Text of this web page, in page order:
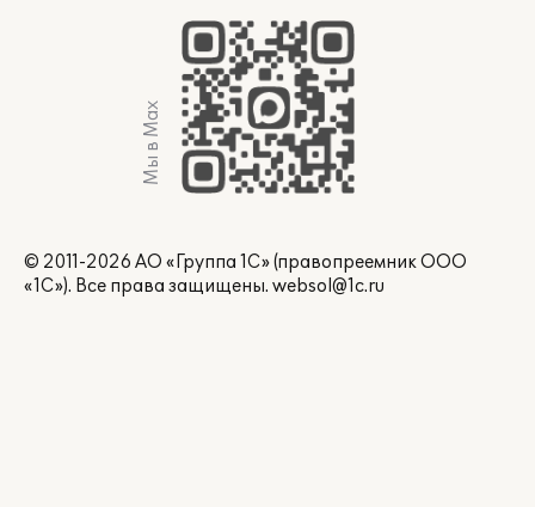
Мы в Max
© 2011-2026 АО «Группа 1С» (правопреемник ООО
«1С»). Все права защищены. websol@1c.ru